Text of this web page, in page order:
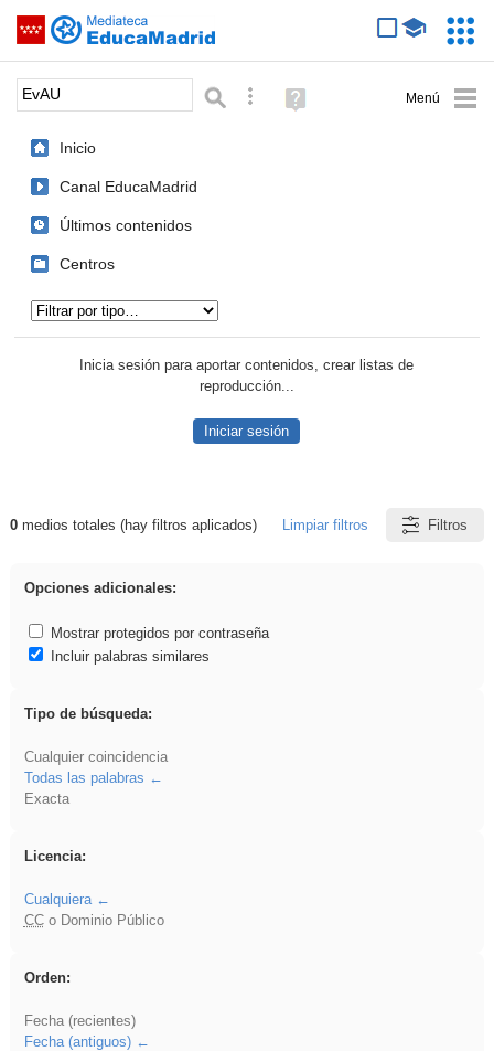
Saltar navegación
Palabra o frase: Búsqueda avanzada
Ayuda
(en
Inicio
Canal EducaMadrid
Últimos contenidos
Centros
Inicia sesión para aportar contenidos, crear listas de
reproducción...
Iniciar sesión
Resultados de: EvAU
0medios totales (hay filtros aplicados) Limpiar filtros Filtros
Opciones adicionales:
Mostrar protegidos por contraseña
Incluir palabras similares
Tipo de búsqueda:
Cualquier coincidencia
Todas las palabras
Exacta
Licencia:
Cualquiera
CCo Dominio Público
Orden:
Fecha (recientes)
Fecha (antiguos)